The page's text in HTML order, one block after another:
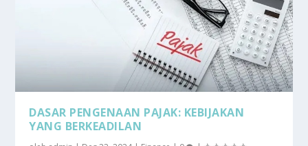
DASAR PENGENAAN PAJAK: KEBIJAKAN
YANG BERKEADILAN